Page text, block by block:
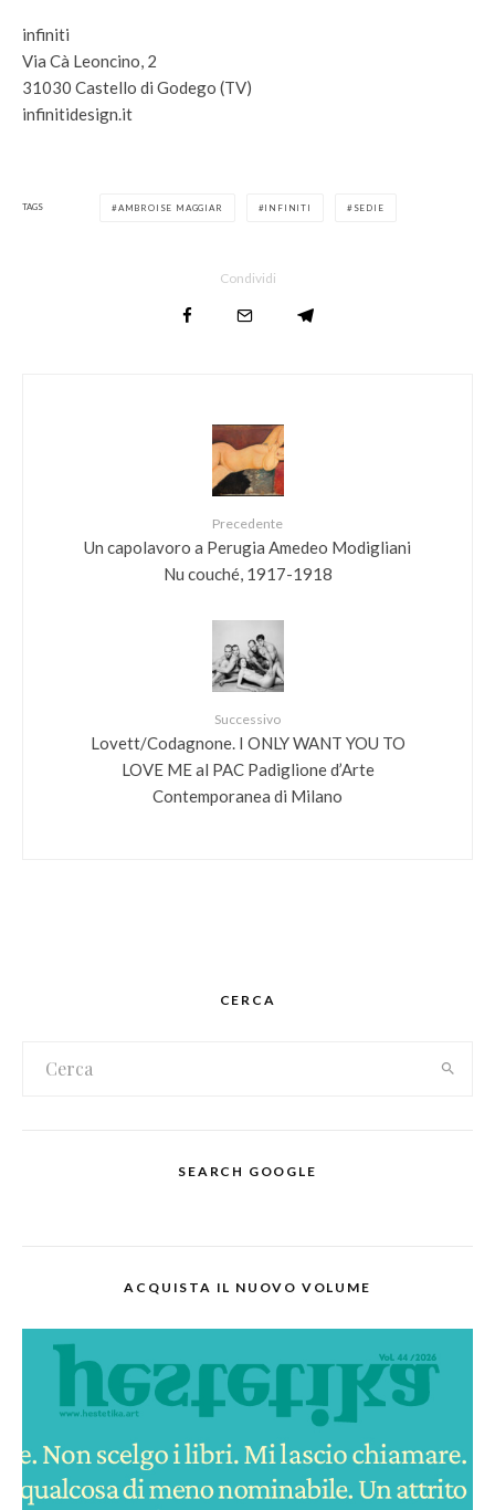
infiniti
Via Cà Leoncino, 2
31030 Castello di Godego (TV)
infinitidesign.it
TAGS AMBROISE MAGGIAR INFINITI SEDIE
Condividi
Precedente
Un capolavoro a Perugia Amedeo Modigliani
Nu couché, 1917-1918
Successivo
Lovett/Codagnone. I ONLY WANT YOU TO
LOVE ME al PAC Padiglione d’Arte
Contemporanea di Milano
CERCA
SEARCH GOOGLE
ACQUISTA IL NUOVO VOLUME